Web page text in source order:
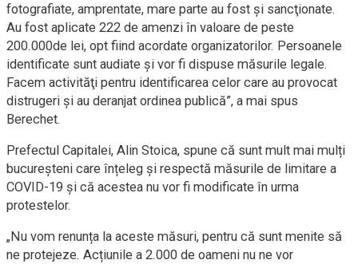
fotografiate, amprentate, mare parte au fost şi sancţionate.
Au fost aplicate 222 de amenzi în valoare de peste
200.000de lei, opt fiind acordate organizatorilor. Persoanele
identificate sunt audiate şi vor fi dispuse măsurile legale.
Facem activităţi pentru identificarea celor care au provocat
distrugeri şi au deranjat ordinea publică”, a mai spus
Berechet.
Prefectul Capitalei, Alin Stoica, spune că sunt mult mai mulți
bucureșteni care înțeleg și respectă măsurile de limitare a
COVID-19 și că acestea nu vor fi modificate în urma
protestelor.
„Nu vom renunța la aceste măsuri, pentru că sunt menite să
ne protejeze. Acțiunile a 2.000 de oameni nu ne vor